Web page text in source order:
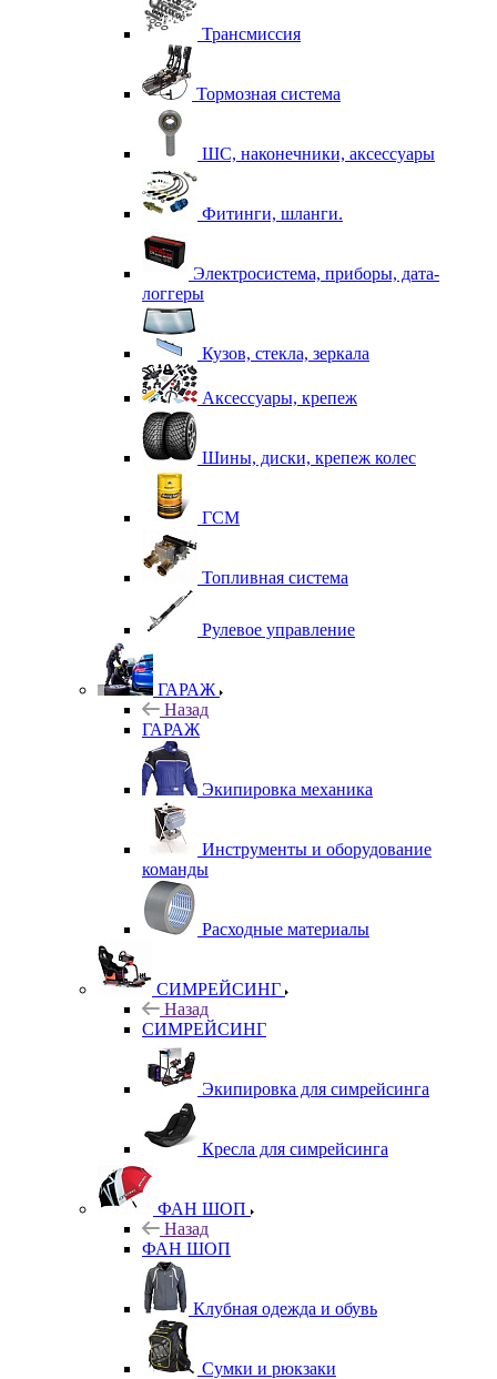
Трансмиссия
Тормозная система
ШС, наконечники, аксессуары
Фитинги, шланги.
Электросистема, приборы, дата-
логгеры
Кузов, стекла, зеркала
Аксессуары, крепеж
Шины, диски, крепеж колес
ГСМ
Топливная система
Рулевое управление
ГАРАЖ
Назад
ГАРАЖ
Экипировка механика
Инструменты и оборудование
команды
Расходные материалы
СИМРЕЙСИНГ
Назад
СИМРЕЙСИНГ
Экипировка для симрейсинга
Кресла для симрейсинга
ФАН ШОП
Назад
ФАН ШОП
Клубная одежда и обувь
Сумки и рюкзаки